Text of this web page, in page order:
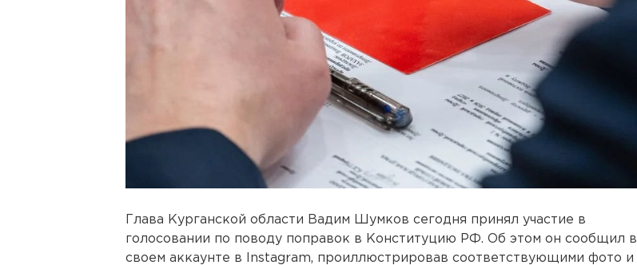
Глава Курганской области Вадим Шумков сегодня принял участие в
голосовании по поводу поправок в Конституцию РФ. Об этом он сообщил в
своем аккаунте в Instagram, проиллюстрировав соответствующими фото и